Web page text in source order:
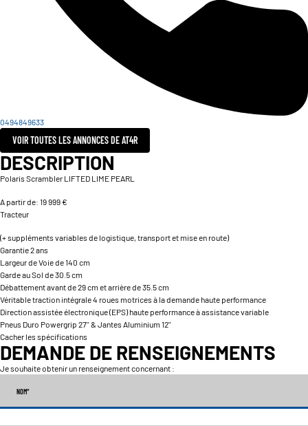
0494849633
VOIR TOUTES LES ANNONCES DE AT4R
DESCRIPTION
Polaris Scrambler LIFTED LIME PEARL
A partir de: 19 999 €
Tracteur
(+ suppléments variables de logistique, transport et mise en route)
Garantie 2 ans
Largeur de Voie de 140 cm
Garde au Sol de 30.5 cm
Débattement avant de 29 cm et arrière de 35.5 cm
Véritable traction intégrale 4 roues motrices à la demande haute performance
Direction assistée électronique (EPS) haute performance à assistance variable
Pneus Duro Powergrip 27'' & Jantes Aluminium 12''
Cacher les spécifications
DEMANDE DE RENSEIGNEMENTS
Je souhaite obtenir un renseignement concernant :
NOM*